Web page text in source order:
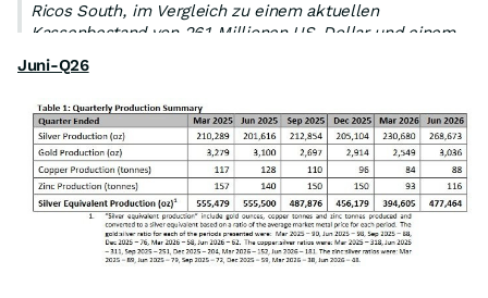
Ricos South, im Vergleich zu einem aktuellen
Kassenbestand von 261 Millionen US-Dollar und einem
zusätzlich starken Cashflow aus Parral, über eine
verbleibende Minenlaufzeit von 4 bis 5 Jahren, zeigt dies
Bauvorhaben vollständig finanziert ist.“
Juni-Q26